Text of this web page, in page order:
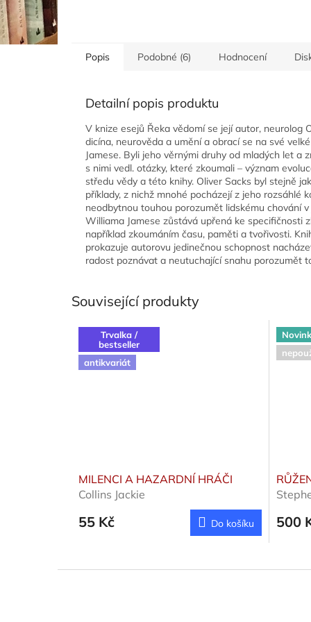
Popis Podobné (6) Hodnocení
Detailní popis produktu
V knize esejů Řeka vědomí se její autor, neurolog
dicína, neurověda a umění a obrací se na své
Jamese. Byli jeho věrnými druhy od mladých let a
s nimi vedl. otázky, které zkoumali – význam
středu vědy a této knihy. Oliver Sacks byl stejně
příklady, z nichž mnohé pocházejí z jeho rozsáhlé
neodbytnou touhou porozumět lidskému chování
Williama Jamese zůstává upřená ke specifičnosti
například zkoumáním času, paměti a tvořivosti.
prokazuje autorovu jedinečnou schopnost
radost poznávat a neutuchající snahu porozumět
Související produkty
Trvalka /
bestseller
antikvariát
MILENCI A HAZARDNÍ HRÁČI
Collins Jackie
55 Kč Do košíku 500